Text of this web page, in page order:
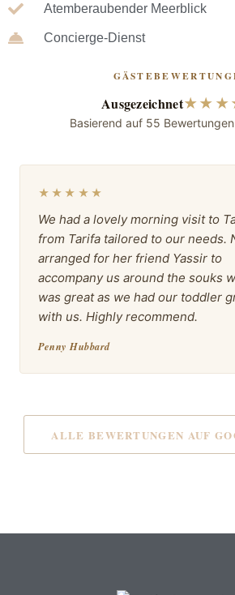
Atemberaubender Meerblick
Concierge-Dienst
Ausgezeichnet
Basierend auf 55 Bewertungen
★★★★★
We had a lovely morning visit to
from Tarifa tailored to our needs.
arranged for her friend Yassir to
accompany us around the souks
was great as we had our toddler
with us. Highly recommend.
Penny Hubbard
ALLE BEWERTUNGEN AUF